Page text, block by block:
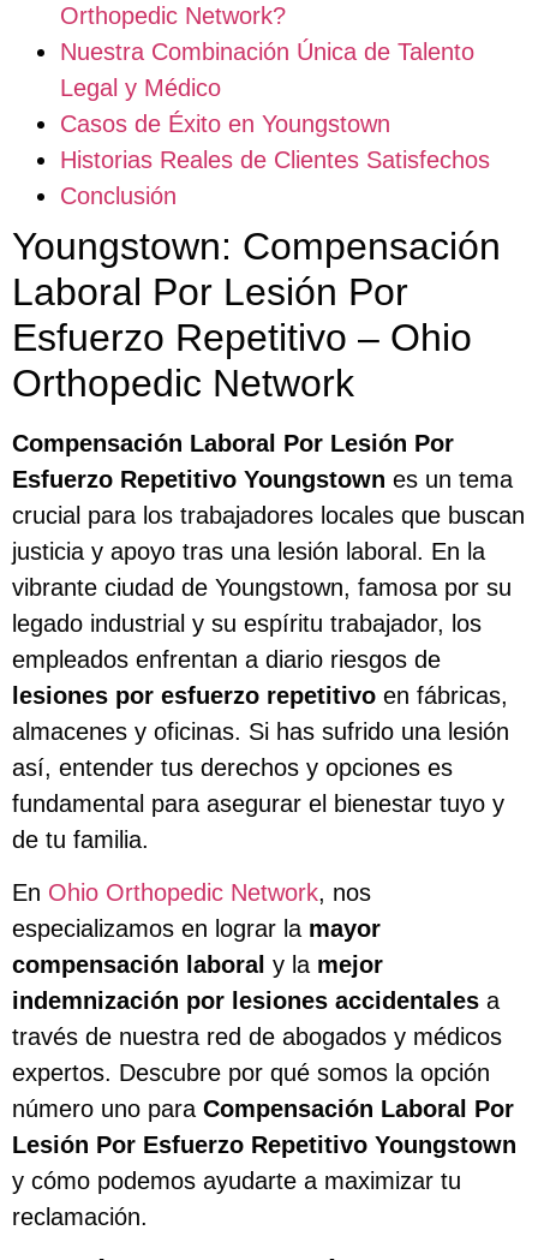
Orthopedic Network?
Nuestra Combinación Única de Talento
Legal y Médico
Casos de Éxito en Youngstown
Historias Reales de Clientes Satisfechos
Conclusión
Youngstown: Compensación
Laboral Por Lesión Por
Esfuerzo Repetitivo – Ohio
Orthopedic Network
Compensación Laboral Por Lesión Por
Esfuerzo Repetitivo Youngstown es un tema
crucial para los trabajadores locales que buscan
justicia y apoyo tras una lesión laboral. En la
vibrante ciudad de Youngstown, famosa por su
legado industrial y su espíritu trabajador, los
empleados enfrentan a diario riesgos de
lesiones por esfuerzo repetitivo en fábricas,
almacenes y oficinas. Si has sufrido una lesión
así, entender tus derechos y opciones es
fundamental para asegurar el bienestar tuyo y
de tu familia.
En Ohio Orthopedic Network, nos
especializamos en lograr la mayor
compensación laboral y la mejor
indemnización por lesiones accidentales a
través de nuestra red de abogados y médicos
expertos. Descubre por qué somos la opción
número uno para Compensación Laboral Por
Lesión Por Esfuerzo Repetitivo Youngstown
y cómo podemos ayudarte a maximizar tu
reclamación.